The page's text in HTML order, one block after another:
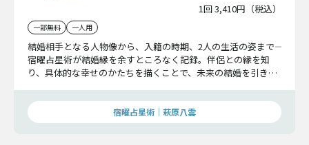
1回 3,410円（税込）
一部無料 一人用
結婚相手となる人物像から、入籍の時期、2人の生活の姿まで――
宿曜占星術が結婚縁を余すところなく記録。伴侶との縁を知
り、具体的な幸せのかたちを描くことで、未来の結婚を引き寄
宿曜占星術│萩原八雲